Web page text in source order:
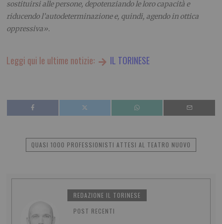
sostituirsi alle persone, depotenziando le loro capacità e
riducendo l’autodeterminazione e, quindi, agendo in ottica
oppressiva».
Leggi qui le ultime notizie: IL TORINESE
QUASI 1000 PROFESSIONISTI ATTESI AL TEATRO NUOVO
REDAZIONE IL TORINESE
POST RECENTI